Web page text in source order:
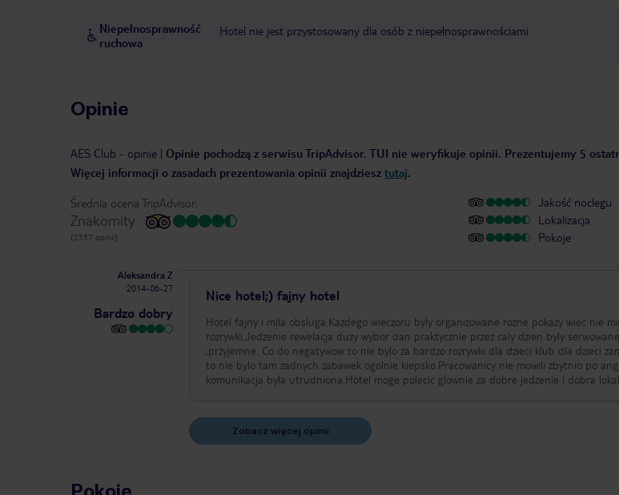
Niepełnosprawność
ruchowa
Hotel nie jest przystosowany dla osób z niepełnosprawnościami
Opinie
AES Club - opinie | Opinie pochodzą z serwisu TripAdvisor. TUI nie weryfikuje opinii. Prezentujemy 5
Więcej informacji o zasadach prezentowania opinii znajdziesz tutaj.
Średnia ocena TripAdvisor:
Znakomity
(2357 opinii)
Jakość noclegu
Lokalizacja
Pokoje
Aleksandra Z
2014-06-27
Bardzo dobry
Nice hotel;) fajny hotel
Hotel fajny i mila obsluga.Kazdego wieczoru byly organizowane rozne pokazy wiec nie
rozrywki.Jedzenie rewelacja duzy wybor dan praktycznie przez caly dzien byly
,przyjemne. Co do negatywow to nie bylo za bardzo rozrywki dla dzieci klub dla dzieci zamkniety a jak go raz otworzyli
to nie bylo tam zadnych zabawek ogolnie kiepsko.Pracowanicy nie mowili zbytnio po
komunikacja byla utrudniona.Hotel moge polecic glownie za dobre jedzenie i dobra
Zobacz więcej opinii